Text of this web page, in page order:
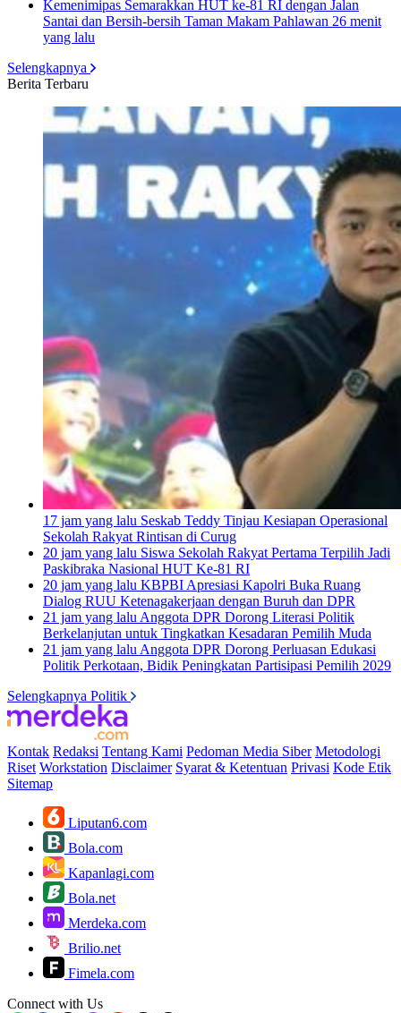
Kemenimipas Semarakkan HUT ke-81 RI dengan Jalan
Santai dan Bersih-bersih Taman Makam Pahlawan 26 menit
yang lalu
Selengkapnya
Berita Terbaru
17 jam yang lalu Seskab Teddy Tinjau Kesiapan Operasional
Sekolah Rakyat Rintisan di Curug
20 jam yang lalu Siswa Sekolah Rakyat Pertama Terpilih Jadi
Paskibraka Nasional HUT Ke-81 RI
20 jam yang lalu KBPBI Apresiasi Kapolri Buka Ruang
Dialog RUU Ketenagakerjaan dengan Buruh dan DPR
21 jam yang laluAnggota DPR Dorong Literasi Politik
Berkelanjutan untuk Tingkatkan Kesadaran Pemilih Muda
21 jam yang laluAnggota DPR Dorong Perluasan Edukasi
Politik Perkotaan, Bidik Peningkatan Partisipasi Pemilih 2029
Selengkapnya Politik
Kontak Redaksi Tentang Kami Pedoman Media Siber Metodologi
Riset Workstation Disclaimer Syarat & Ketentuan Privasi Kode Etik
Sitemap
Liputan6.com
Bola.com
Kapanlagi.com
Bola.net
Merdeka.com
Brilio.net
Fimela.com
Connect with Us